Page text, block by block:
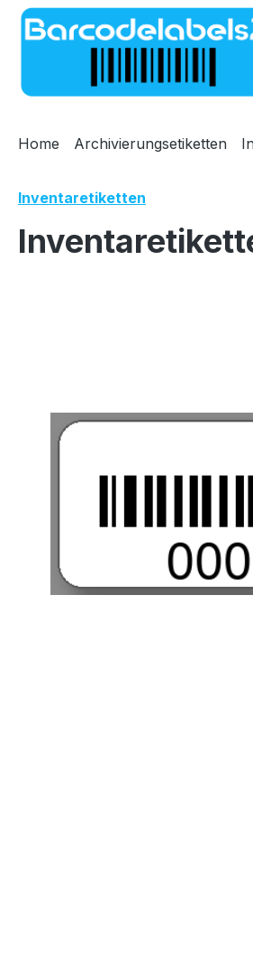
Hauptinhalt springen
Zur Suche springen
Zur Hauptnavigation springen
Home Archivierungsetiketten
Inventaretiketten